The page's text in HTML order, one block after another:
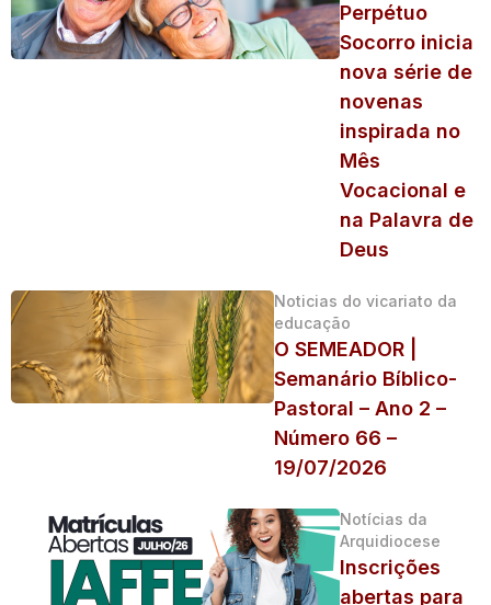
Perpétuo
Socorro inicia
nova série de
novenas
inspirada no
Mês
Vocacional e
na Palavra de
Deus
Noticias do vicariato da
educação
O SEMEADOR |
Semanário Bíblico-
Pastoral – Ano 2 –
Número 66 –
19/07/2026
Notícias da
Arquidiocese
Inscrições
abertas para